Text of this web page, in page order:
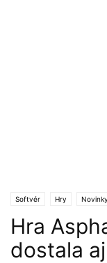
Softvér Hry Novinky
Hra
dostala